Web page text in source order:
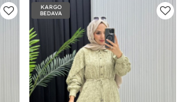
KARGO
BEDAVA